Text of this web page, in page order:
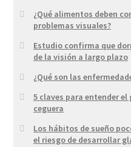
¿Qué alimentos deben
problemas visuales?
Estudio confirma que
de la visión a largo plazo
¿Qué son las
5 claves para entender
ceguera
Los hábitos de sueño
el riesgo de desarrollar